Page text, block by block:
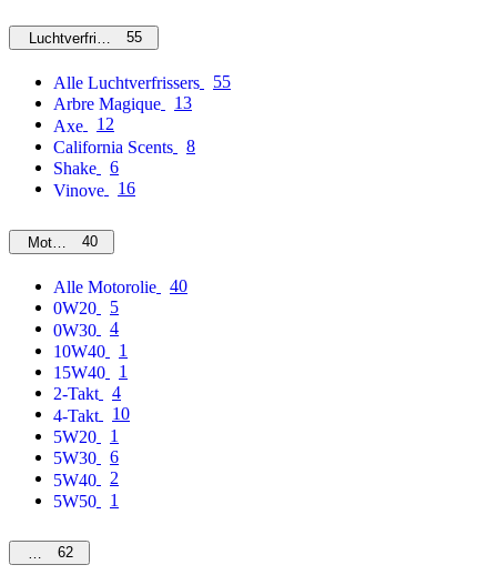
Luchtverfrissers55
Alle Luchtverfrissers
55
Arbre Magique
13
Axe
12
California Scents
8
Shake
6
Vinove
16
Motorolie40
Alle Motorolie
40
0W20
5
0W30
4
10W40
1
15W40
1
2-Takt
4
4-Takt
10
5W20
1
5W30
6
5W40
2
5W50
1
MPM62